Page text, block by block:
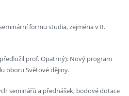
formu studia, zejména v II.
prof. Opatrný): Nový program
oboru Světové dějiny.
seminářů a přednášek, bodové dotace